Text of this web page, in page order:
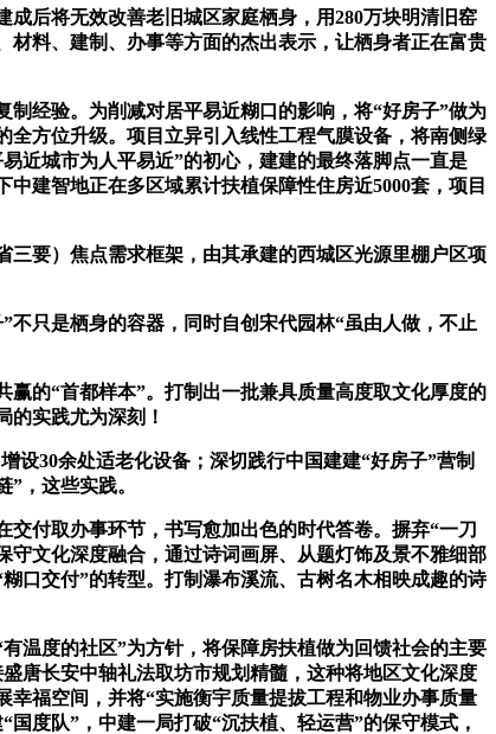
后将无效改善老旧城区家庭栖身，用280万块明清旧窑
料、建制、办事等方面的杰出表示，让栖身者正在富贵
经验。为削减对居平易近糊口的影响，将“好房子”做为
全方位升级。项目立异引入线性工程气膜设备，将南侧绿
近城市为人平易近”的初心，建建的最终落脚点一直是
建智地正在多区域累计扶植保障性住房近5000套，项目
要）焦点需求框架，由其承建的西城区光源里棚户区项
只是栖身的容器，同时自创宋代园林“虽由人做，不止
的“首都样本”。打制出一批兼具质量高度取文化厚度的
的实践尤为深刻！
30余处适老化设备；深切践行中国建建“好房子”营制
，这些实践。
付取办事环节，书写愈加出色的时代答卷。摒弃“一刀
守文化深度融合，通过诗词画屏、从题灯饰及景不雅细部
口交付”的转型。打制瀑布溪流、古树名木相映成趣的诗
度的社区”为方针，将保障房扶植做为回馈社会的主要
唐长安中轴礼法取坊市规划精髓，这种将地区文化深度
福空间，并将“实施衡宇质量提拔工程和物业办事质量
度队”，中建一局打破“沉扶植、轻运营”的保守模式，